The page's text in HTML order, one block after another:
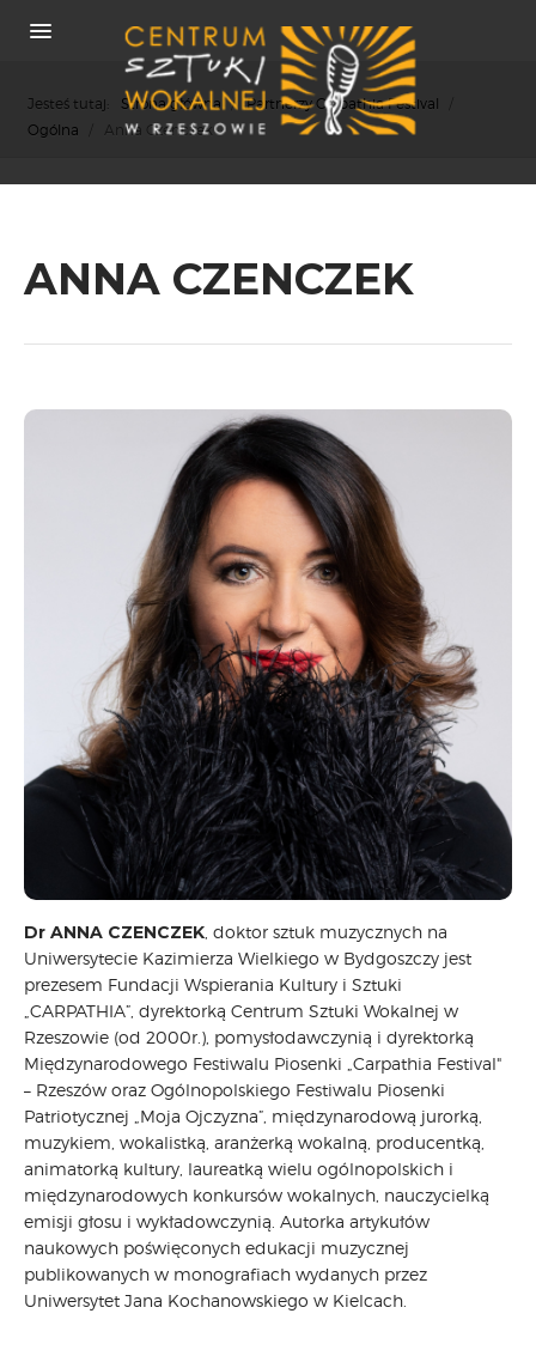
REKRUTACJA
CARPATHIA FESTIVAL
FESTIWAL PATRIOTYCZNY
WYDARZENIA
MULTIMEDIA
VIDEO
GALERIA
WARSZTATY
ZGŁOŚ UDZIAŁ
KONTAKT
Jesteś tutaj: Strona główna / Partnerzy Carpathia Festival
Ogólna
Anna Czenczek
ANNA CZENCZEK
Dr ANNA CZENCZEK , doktor sztuk muzycznych na
Uniwersytecie Kazimierza Wielkiego w Bydgoszczy jest
prezesem Fundacji Wspierania Kultury i Sztuki
„CARPATHIA”, dyrektorką Centrum Sztuki Wokalnej w
Rzeszowie (od 2000r.), pomysłodawczynią i dyrektorką
Międzynarodowego Festiwalu Piosenki „Carpathia Festival"
– Rzeszów oraz Ogólnopolskiego Festiwalu Piosenki
Patriotycznej „Moja Ojczyzna”, międzynarodową jurorką,
muzykiem, wokalistką, aranżerką wokalną, producentką,
animatorką kultury, laureatką wielu ogólnopolskich i
międzynarodowych konkursów wokalnych, nauczycielką
emisji głosu i wykładowczynią. Autorka artykułów
naukowych poświęconych edukacji muzycznej
publikowanych w monografiach wydanych przez
Uniwersytet Jana Kochanowskiego w Kielcach.